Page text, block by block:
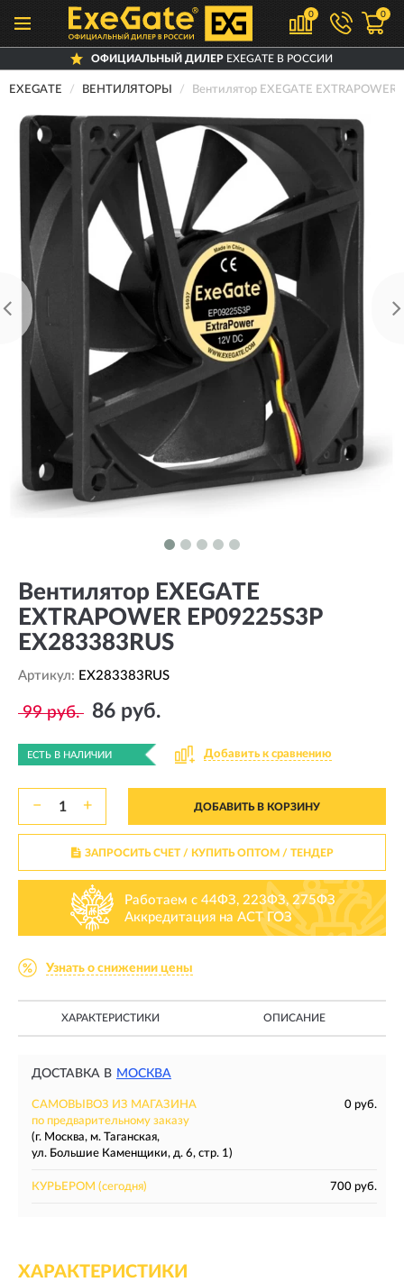
0 0
ОФИЦИАЛЬНЫЙ ДИЛЕРEXEGATE В РОССИИ
EXEGATE ВЕНТИЛЯТОРЫ Вентилятор EXEGATE EXTRAPOWER
Вентилятор EXEGATE
EXTRAPOWER EP09225S3P
EX283383RUS
Артикул: EX283383RUS
99 руб. 86 руб.
ЕСТЬ В НАЛИЧИИ Добавить к сравнению
− + ДОБАВИТЬ В КОРЗИНУ
ЗАПРОСИТЬ СЧЕТ / КУПИТЬ ОПТОМ/ ТЕНДЕР
Работаем с 44ФЗ, 223ФЗ, 275ФЗ
Аккредитация на АСТ ГОЗ
Узнать о снижении цены
ХАРАКТЕРИСТИКИ ОПИСАНИЕ
ДОСТАВКА В МОСКВА
САМОВЫВОЗ ИЗ МАГАЗИНА
0 руб.
по предварительному заказу
(г. Москва, м. Таганская,
ул. Большие Каменщики, д. 6, стр. 1)
КУРЬЕРОМ (сегодня) 700 руб.
ХАРАКТЕРИСТИКИ